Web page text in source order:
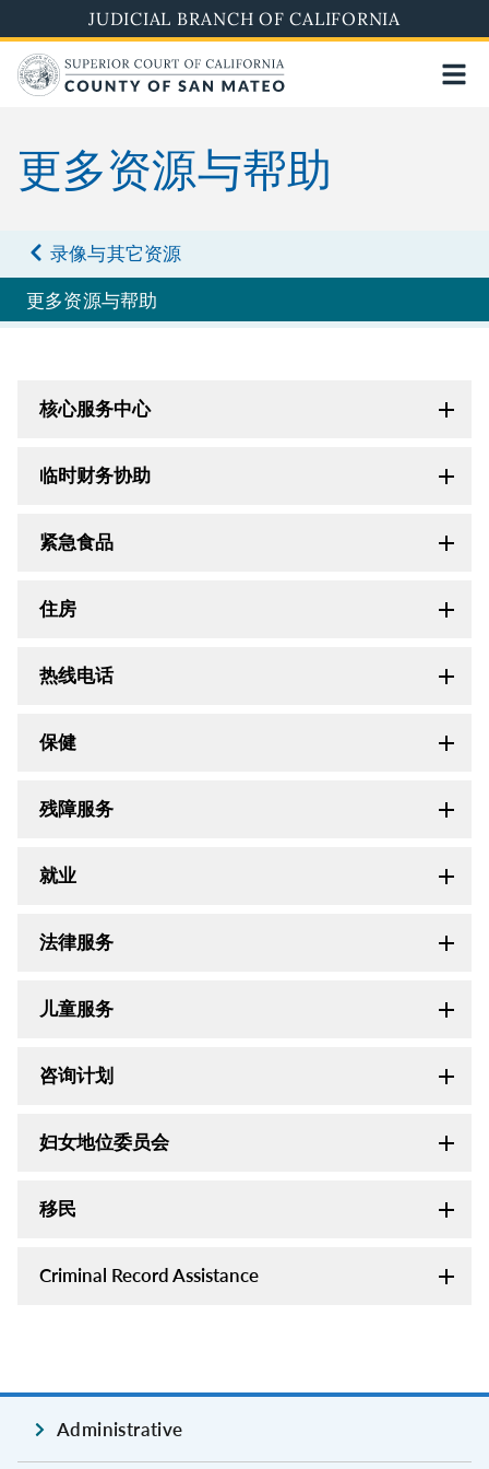
to
main
content
JUDICIAL BRANCH OF CALIFORNIA
更多资源与帮助
录像与其它资源
更多资源与帮助
核心服务中心
临时财务协助
紧急食品
住房
热线电话
保健
残障服务
就业
法律服务
儿童服务
咨询计划
妇女地位委员会
移民
Criminal Record Assistance
Administrative